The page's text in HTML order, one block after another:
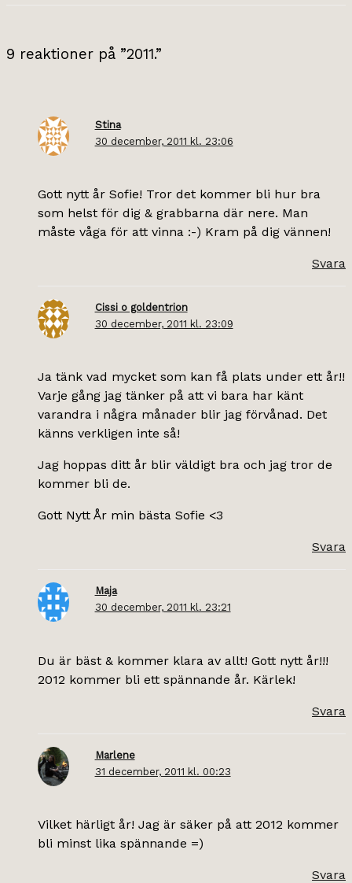
9 reaktioner på ”2011.”
Stina
30 december, 2011 kl. 23:06
Gott nytt år Sofie! Tror det kommer bli hur bra
som helst för dig & grabbarna där nere. Man
måste våga för att vinna :-) Kram på dig vännen!
Svara
Cissi o goldentrion
30 december, 2011 kl. 23:09
Ja tänk vad mycket som kan få plats under ett år!!
Varje gång jag tänker på att vi bara har känt
varandra i några månader blir jag förvånad. Det
känns verkligen inte så!
Jag hoppas ditt år blir väldigt bra och jag tror de
kommer bli de.
Gott Nytt År min bästa Sofie <3
Svara
Maja
30 december, 2011 kl. 23:21
Du är bäst & kommer klara av allt! Gott nytt år!!!
2012 kommer bli ett spännande år. Kärlek!
Svara
Marlene
31 december, 2011 kl. 00:23
Vilket härligt år! Jag är säker på att 2012 kommer
bli minst lika spännande =)
Svara